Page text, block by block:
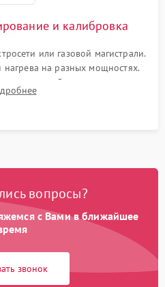
и калибровка
или газовой магистрали.
на разных мощностях.
таймера, индикаторов
защиты от перегрева.
вопросы?
с Вами в ближайшее
звонок